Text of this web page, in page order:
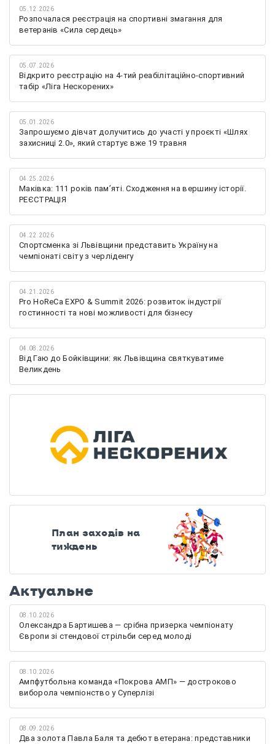
05.12.2026
Розпочалася реєстрація на спортивні змагання для
ветеранів «Сила сердець»
05.07.2026
Відкрито реєстрацію на 4-тий реабілітаційно-спортивний
табір «Ліга Нескорених»
05.01.2026
Запрошуємо дівчат долучитись до участі у проєкті «Шлях
захисниці 2.0», який стартує вже 19 травня
04.25.2026
Маківка: 111 років пам’яті. Сходження на вершину історії.
РЕЄСТРАЦІЯ
04.22.2026
Спортсменка зі Львівщини представить Україну на
чемпіонаті світу з черліденгу
04.21.2026
Pro HoReCa EXPO & Summit 2026: розвиток індустрії
гостинності та нові можливості для бізнесу
04.08.2026
Від Гаю до Бойківщини: як Львівщина святкуватиме
Великдень
План заходів на
тиждень
Актуальне
08.10.2026
Олександра Бартишева — срібна призерка чемпіонату
Європи зі стендової стрільби серед молоді
08.10.2026
Ампфутбольна команда «Покрова АМП» — достроково
виборола чемпіонство у Суперлізі
08.09.2026
Два золота Павла Баля та дебют ветерана: представники